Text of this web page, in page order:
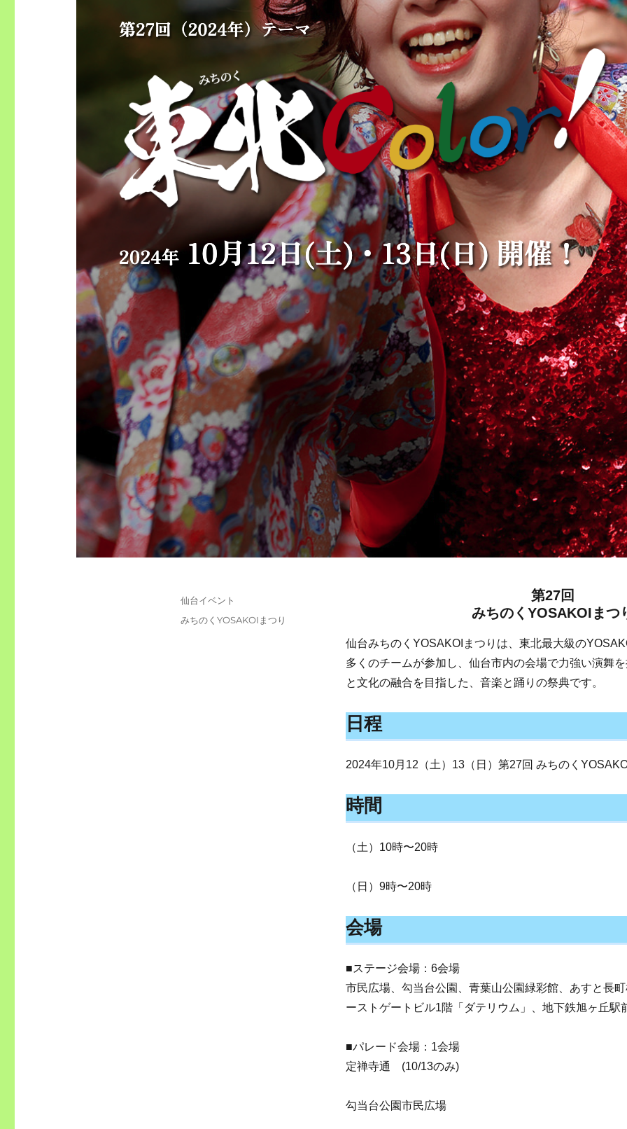
第27回
みちのくYOSAKOIまつ
仙台みちのくYOSAKOIまつりは、東北最大級の
多くのチームが参加し、仙台市内の会場で力強い演舞
と文化の融合を目指した、音楽と踊りの祭典です。
日程
2024年10月12（土）13（日）第27回 みちのく
時間
（土）10時〜20時
（日）9時〜20時
会場
■ステージ会場：6会場
市民広場、勾当台公園、青葉山公園緑彩館、あすと長
ーストゲートビル1階「ダテリウム」、地下鉄旭ヶ丘駅
■パレード会場：1会場
定禅寺通 (10/13のみ)
勾当台公園市民広場
投
日:
カ
仙台イベント
タ
みちのくYOSAKOIまつり